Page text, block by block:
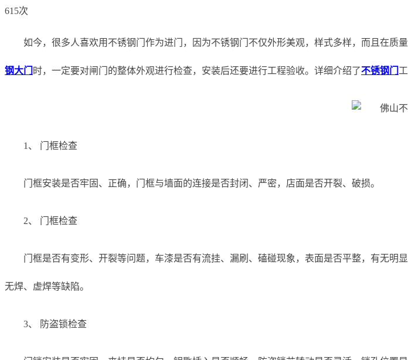
615次
如今，很多人喜欢用不锈钢门作为进门，因为不锈钢门不仅外形美观，样式多样，而且在
钢大门 时，一定要对闸门的整体外观进行检查，安装后还要进行工程验收。详细介绍了不锈钢门
1、 门框检查
门框安装是否牢固、正确，门框与墙面的连接是否封闭、严密，店面是否开裂、破损。
2、 门框检查
门框是否有变形、开裂等问题，车漆是否有流挂、漏刷、磕碰现象，表面是否平整，有无明
无焊、虚焊等缺陷。
3、 防盗锁检查